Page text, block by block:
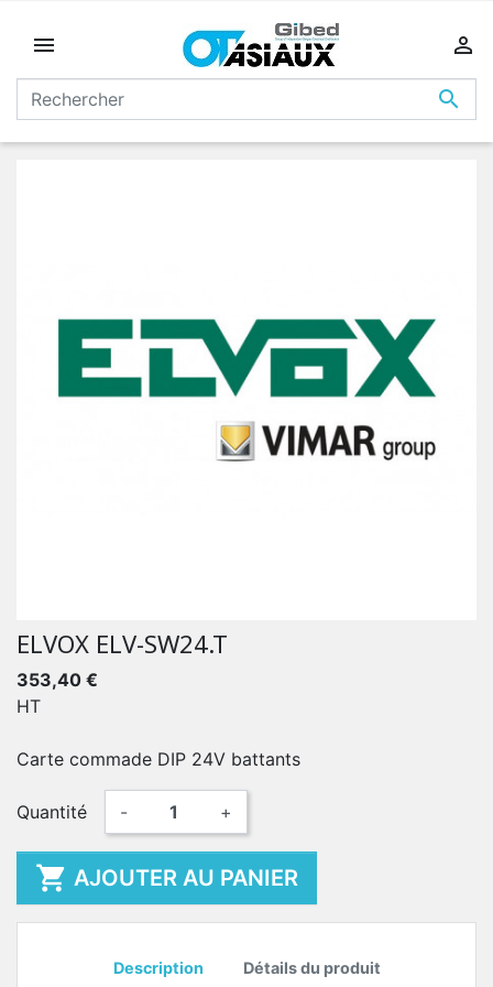



ELVOX ELV-SW24.T
353,40 €
HT
Carte commade DIP 24V battants
Quantité - +
 AJOUTER AU PANIER
Description Détails du produit